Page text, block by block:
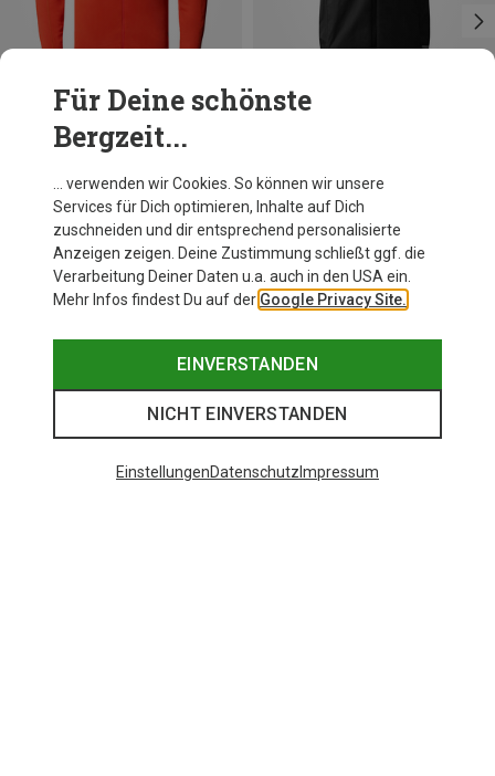
Du sparst 25%
Für Deine schönste
Bergzeit...
… verwenden wir Cookies. So können wir unsere
Services für Dich optimieren, Inhalte auf Dich
zuschneiden und dir entsprechend personalisierte
Anzeigen zeigen. Deine Zustimmung schließt ggf. die
Verarbeitung Deiner Daten u.a. auch in den USA ein.
Mehr Infos findest Du auf der Google Privacy Site.
EINVERSTANDEN
NICHT EINVERSTANDEN
EinstellungenDatenschutz Impressum